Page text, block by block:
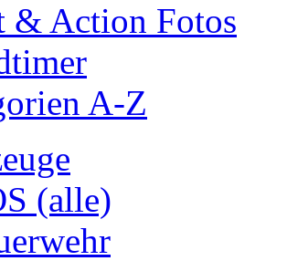
& Action Fotos
A-Z
(alle)